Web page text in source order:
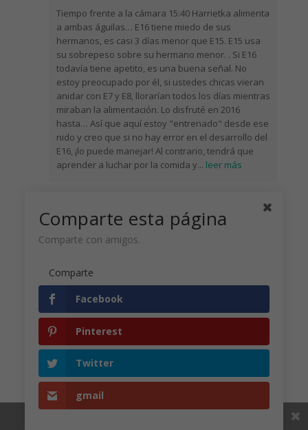
Tiempo frente a la cámara 15:40 Harrietka alimenta
a ambas águilas… E16 tiene miedo de sus
hermanos, es casi 3 días menor que E15. E15 usa
su sobrepeso sobre su hermano menor. . Si E16
todavía tiene apetito, es una buena señal. No
estoy preocupado por él, si ustedes chicas vieran
anidar con E7 y E8, llorarían todos los días mientras
miraban la alimentación. Lo disfruté en 2016
hasta… Así que aquí estoy "entrenado" desde ese
nido y creo que si no hay error en el desarrollo del
E16, ¡lo puede manejar! Al contrario, tendrá que
aprender a luchar por la comida y... leer más
julie
Hola Petra, he estado observando este nido
vez, pero aunque veo algo que lo siento mucho,
todavía no puedo compararlo de alguna manera,
muchas veces lloro. Tienes razón, el pequeño será
especialmente que todos estén sanos
Petra Chlumecka
Hola Julie, sé que has estado observando el nido
durante varios años Něco Cuando sucede algo
Comparte esta página
Comparte con amigos.
Comparte
Facebook
Pinterest
Twitter
gmail